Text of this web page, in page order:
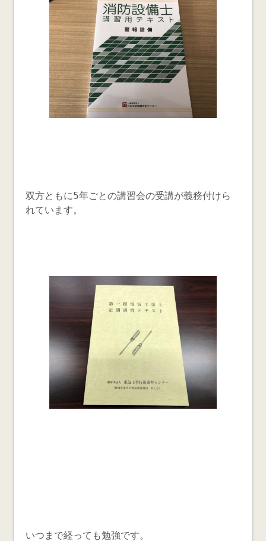
双方ともに5年ごとの講習会の受講が義務付けら
れています。
いつまで経っても勉強です。